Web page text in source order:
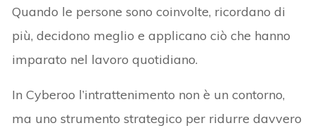
Quando le persone sono coinvolte, ricordano di
più, decidono meglio e applicano ciò che hanno
imparato nel lavoro quotidiano.
In Cyberoo l’intrattenimento non è un contorno,
ma uno strumento strategico per ridurre davvero